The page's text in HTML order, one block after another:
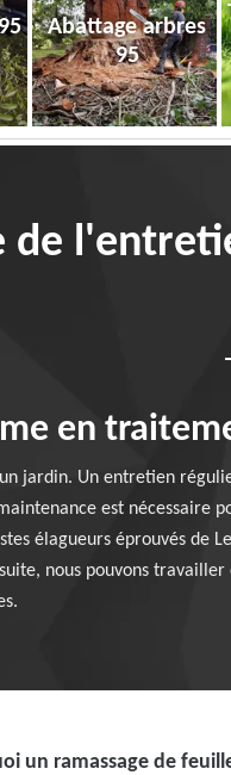
Abattage arbres
95
de
en
jardin. Un entretien
est nécessaire
élagueurs éprouvés de
nous pouvons
un ramassage de